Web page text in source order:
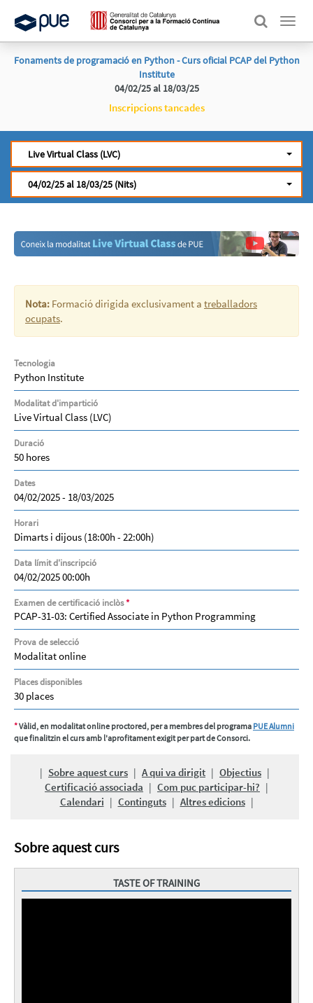
PRESENTACIÓ
Menú
Fonaments de programació en Python - Curs oficial PCAP del Python
Institute
04/02/25 al 18/03/25
Inscripcions tancades
Live Virtual Class (LVC)
04/02/25 al 18/03/25 (Nits)
Nota: Formació dirigida exclusivament a treballadors
ocupats.
Tecnologia
Python Institute
Modalitat d'impartició
Live Virtual Class (LVC)
Duració
50 hores
Dates
04/02/2025 - 18/03/2025
Horari
Dimarts i dijous (18:00h - 22:00h)
Data límit d'inscripció
04/02/2025 00:00h
Examen de certificació inclòs*
PCAP-31-03: Certified Associate in Python Programming
Prova de selecció
Modalitat online
Places disponibles
30 places
*Vàlid, en modalitat online proctored, per a membres del programa PUE Alumni
que finalitzin el curs amb l'aprofitament exigit per part de Consorci.
| Sobre aquest curs | A qui va dirigit | Objectius |
Certificació associada | Com puc participar-hi? |
Calendari | Continguts | Altres edicions |
Sobre aquest curs
TASTE OF TRAINING